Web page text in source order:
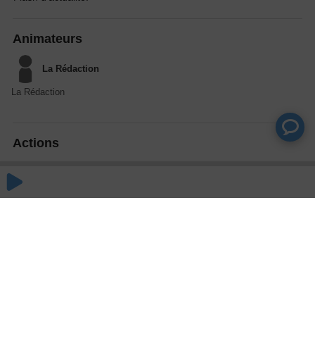
Animateurs
La Rédaction
La Rédaction
Actions